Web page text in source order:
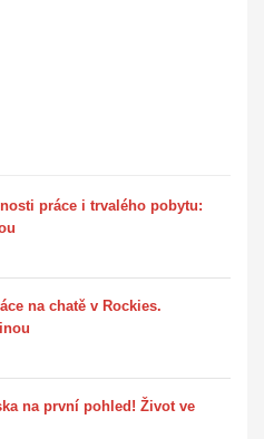
práce i trvalého pobytu:
na chatě v Rockies.
na první pohled! Život ve